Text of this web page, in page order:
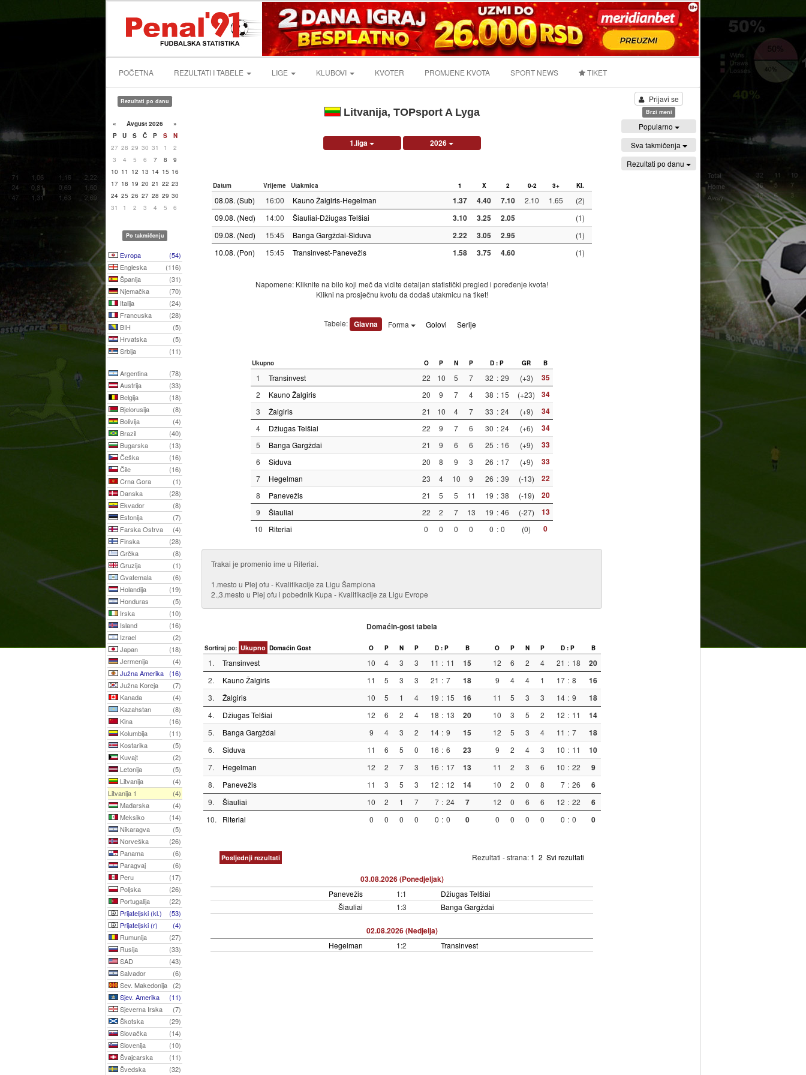
POČETNA REZULTATI I TABELE LIGE KLUBOVI KVOTER PROMJENE KVOTA SPORT NEWS TIKET
Rezultati po danu
« Avgust 2026
»
P
U S Č P S
N
27 28 29 30 31 1
2
3
4 5 6 7 8
9
10 11 12 13 14 15 16
17 18 19 20 21 22 23
24 25 26 27 28 29 30
31
1 2 3 4 5 6
Po takmičenju
Evropa
(54)
Engleska
(116)
Španija
(31)
Njemačka
(70)
Italija
(24)
Francuska
(28)
BIH
(5)
Hrvatska
(5)
Srbija
(11)
Argentina
(78)
Austrija
(33)
Belgija
(18)
Bjelorusija
(8)
Bolivija
(4)
Brazil
(40)
Bugarska
(13)
Češka
(16)
Čile
(16)
Crna Gora
(1)
Danska
(28)
Ekvador
(8)
Estonija
(7)
Farska Ostrva
(4)
Finska
(28)
Grčka
(8)
Gruzija
(1)
Gvatemala
(6)
Holandija
(19)
Honduras
(5)
Irska
(10)
Island
(16)
Izrael
(2)
Japan
(18)
Jermenija
(4)
Južna Amerika (16)
Južna Koreja
(7)
Kanada
(4)
Kazahstan
(8)
Kina
(16)
Kolumbija
(11)
Kostarika
(5)
Kuvajt
(2)
Letonija
(5)
Litvanija
(4)
Litvanija 1
(4)
Mađarska
(4)
Meksiko
(14)
Nikaragva
(5)
Norveška
(26)
Panama
(6)
Paragvaj
(6)
Peru
(17)
Poljska
(26)
Portugalija
(22)
Prijateljski (kl.)
(53)
Prijateljski (r)
(4)
Rumunija
(27)
Rusija
(33)
SAD
(43)
Salvador
(6)
Sev. Makedonija
(2)
Sjev. Amerika
(11)
Sjeverna Irska
(7)
Škotska
(29)
Slovačka
(14)
Slovenija
(10)
Švajcarska
(11)
Švedska
(32)
Litvanija, TOPsport A Lyga
1.liga 2026
Datum Vrijeme Utakmica 1 X 2 0-2 3+ Kl.
08.08. (Sub) 16:00 Kauno Žalgiris-Hegelman 1.37 4.40 7.10 2.10 1.65
(2)
09.08. (Ned)
14:00 Šiauliai-Džiugas Telšiai 3.10 3.25 2.05
(1)
09.08. (Ned)
15:45 Banga Gargždai-Siduva 2.22 3.05 2.95
(1)
10.08. (Pon)
15:45 Transinvest-Panevežis 1.58 3.75 4.60 (1)
Napomene: Kliknite na bilo koji meč da vidite detaljan statistički pregled i poređenje kvota!
Klikni na prosječnu kvotu da dodaš utakmicu na tiket!
Tabele: Glavna Forma Golovi Serije
Ukupno O P N P D : P GR B
1 Transinvest 22 10 5 7 32 : 29 (+3) 35
2 Kauno Žalgiris 20 9 7 4 38 : 15 (+23) 34
3 Žalgiris 21 10 4 7 33 : 24 (+9) 34
4 Džiugas Telšiai 22 9 7 6 30 : 24 (+6) 34
5 Banga Gargždai 21 9 6 6 25 : 16 (+9) 33
6 Siduva 20 8 9 3 26 : 17 (+9) 33
7 Hegelman 23 4 10 9 26 : 39 (-13) 22
8 Panevežis 21 5 5 11 19 : 38 (-19) 20
9 Šiauliai 22 2 7 13 19 : 46 (-27) 13
10 Riteriai 0 0 0 0 0 : 0 (0) 0
Trakai je promenio ime u Riteriai.
1.mesto u Plej ofu - Kvalifikacije za Ligu Šampiona
2.,3.mesto u Plej ofu i pobednik Kupa - Kvalifikacije za Ligu Evrope
Domaćin-gost tabela
Sortiraj po: Ukupno Domaćin Gost O P N P D : P B O P N P D : P B
1. Transinvest 10 4 3 3 11 : 11 15 12 6 2 4 21 : 18 20
2. Kauno Žalgiris 11 5 3 3 21 : 7 18 9 4 4 1 17 : 8 16
3. Žalgiris 10 5 1 4 19 : 15 16 11 5 3 3 14 : 9 18
4. Džiugas Telšiai 12 6 2 4 18 : 13 20 10 3 5 2 12 : 11 14
5. Banga Gargždai 9 4 3 2 14 : 9 15 12 5 3 4 11 : 7 18
6. Siduva 11 6 5 0 16 : 6 23 9 2 4 3 10 : 11 10
7. Hegelman 12 2 7 3 16 : 17 13 11 2 3 6 10 : 22 9
8. Panevežis 11 3 5 3 12 : 12 14 10 2 0 8 7 : 26 6
9. Šiauliai 10 2 1 7 7 : 24 7 12 0 6 6 12 : 22 6
10. Riteriai 0 0 0 0 0 : 0 0 0 0 0 0 0 : 0 0
Posljednji rezultati Rezultati - strana: 1 2 Svi rezultati
03.08.2026 (Ponedjeljak)
Panevežis 1:1
Džiugas Telšiai
Šiauliai
1:3 Banga Gargždai
02.08.2026 (Nedjelja)
Hegelman 1:2 Transinvest
Prijavi se
Brzi meni
Popularno
Sva takmičenja
Rezultati po danu